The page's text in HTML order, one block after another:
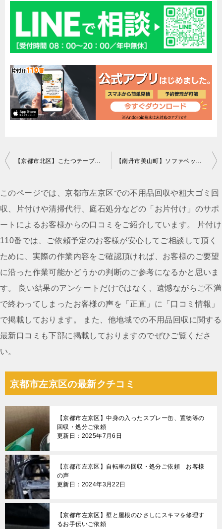
投
ナ
ビ
ゲ
ー
シ
ョ
ン
【京都市北区】こたつテーブル、座椅子等の不用品回収・処分ご依頼 【南丹市美山町】ソファベッド回収ご依頼 お客様の声
このページでは、京都市左京区での不用品回収や粗大ゴミ回
収、片付けや清掃代行、庭石処分などの「お片付け」のサポ
ートによるお客様からの口コミをご紹介しています。 片付け
110番では、ご依頼予定のお客様が安心してご相談して頂く
ために、実際の作業内容をご確認頂ければ、お客様のご要望
に沿った作業可能かどうかの判断のご参考になるかと思いま
す。 良い結果のアンケートだけではなく、遺憾ながらご不満
で終わってしまったお客様の声を「正直」に「口コミ情報」
で掲載しております。 また、他地域での不用品回収に関する
最新口コミも下部に掲載しておりますのでぜひご覧くださ
い。
京都市左京区の最新クチコミ
【京都市左京区】中身の入ったスプレー缶、置物等の
回収・処分ご依頼
更新日：2025年7月6日
【京都市左京区】自転車の回収・処分ご依頼 お客様
の声
更新日：2024年3月22日
【京都市左京区】壁と屋根のひさしにスキマを修理す
るお手伝いご依頼